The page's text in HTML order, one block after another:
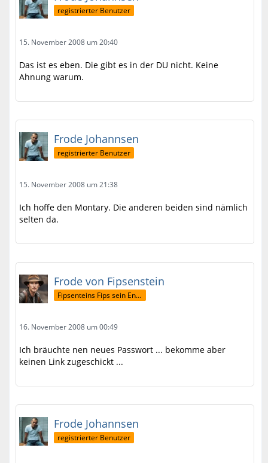
registrierter Benutzer
15. November 2008 um 20:40
Das ist es eben. Die gibt es in der DU nicht. Keine
Ahnung warum.
Frode Johannsen
registrierter Benutzer
15. November 2008 um 21:38
Ich hoffe den Montary. Die anderen beiden sind nämlich
selten da.
Frode von Fipsenstein
Fipsenteins Fips sein Enkel
16. November 2008 um 00:49
Ich bräuchte nen neues Passwort ... bekomme aber
keinen Link zugeschickt ...
Frode Johannsen
registrierter Benutzer